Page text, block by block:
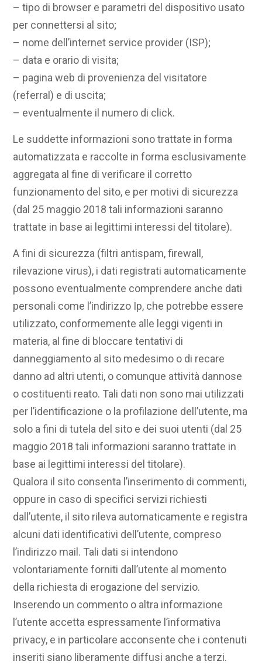
– tipo di browser e parametri del dispositivo usato
per connettersi al sito;
– nome dell’internet service provider (ISP);
– data e orario di visita;
– pagina web di provenienza del visitatore
(referral) e di uscita;
– eventualmente il numero di click.
Le suddette informazioni sono trattate in forma
automatizzata e raccolte in forma esclusivamente
aggregata al fine di verificare il corretto
funzionamento del sito, e per motivi di sicurezza
(dal 25 maggio 2018 tali informazioni saranno
trattate in base ai legittimi interessi del titolare).
A fini di sicurezza (filtri antispam, firewall,
rilevazione virus), i dati registrati automaticamente
possono eventualmente comprendere anche dati
personali come l’indirizzo Ip, che potrebbe essere
utilizzato, conformemente alle leggi vigenti in
materia, al fine di bloccare tentativi di
danneggiamento al sito medesimo o di recare
danno ad altri utenti, o comunque attività dannose
o costituenti reato. Tali dati non sono mai utilizzati
per l’identificazione o la profilazione dell’utente, ma
solo a fini di tutela del sito e dei suoi utenti (dal 25
maggio 2018 tali informazioni saranno trattate in
base ai legittimi interessi del titolare).
Qualora il sito consenta l’inserimento di commenti,
oppure in caso di specifici servizi richiesti
dall’utente, il sito rileva automaticamente e registra
alcuni dati identificativi dell’utente, compreso
l’indirizzo mail. Tali dati si intendono
volontariamente forniti dall’utente al momento
della richiesta di erogazione del servizio.
Inserendo un commento o altra informazione
l’utente accetta espressamente l’informativa
privacy, e in particolare acconsente che i contenuti
inseriti siano liberamente diffusi anche a terzi.